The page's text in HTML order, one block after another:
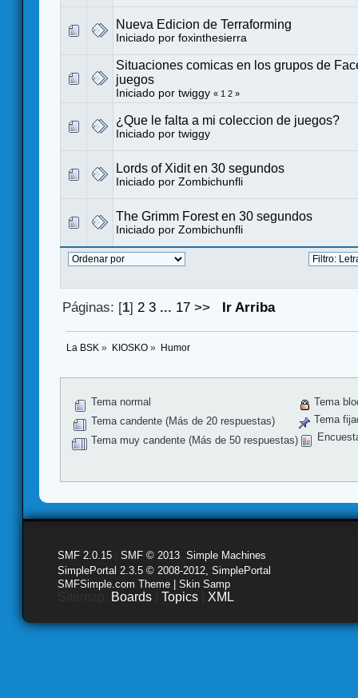
Nueva Edicion de Terraforming
Iniciado por foxinthesierra
Situaciones comicas en los grupos de
juegos
Iniciado por twiggy « 1 2 »
¿Que le falta a mi coleccion de juegos?
Iniciado por twiggy
Lords of Xidit en 30 segundos
Iniciado por Zombichunfli
The Grimm Forest en 30 segundos
Iniciado por Zombichunfli
Páginas: [1] 2 3 ... 17 >> Ir Arriba
La BSK » KIOSKO» Humor
Tema normal
Tema candente (Más de 20 respuestas)
Tema muy candente (Más de 50 respuestas)
Tema
Tema
SMF 2.0.15 SMF © 2013 Simple Machines
SimplePortal 2.3.5 © 2008-2012, SimplePortal
SMFSimple.com Theme | Skin Samp
Boards Topics XML